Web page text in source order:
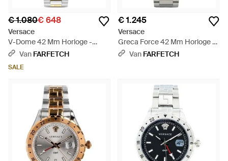
€ 1.080€ 648
Versace
V-Dome 42 Mm Horloge -
Metallic
Van FARFETCH
SALE
€ 1.245
Versace
Greca Force 42 Mm Horloge -
Blauw
Van FARFETCH